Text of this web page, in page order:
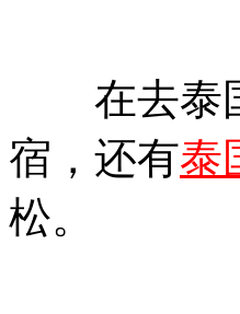
在去泰国
宿，还有泰
松。